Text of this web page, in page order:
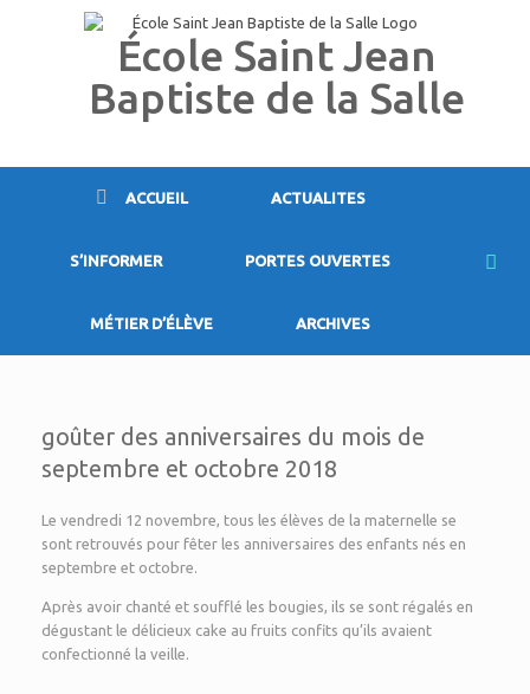
École Saint Jean
Baptiste de la Salle
ACCUEIL ACTUALITES
S’INFORMER PORTES OUVERTES
MÉTIER D’ÉLÈVE ARCHIVES
goûter des anniversaires du mois de
septembre et octobre 2018
Le vendredi 12 novembre, tous les élèves de la maternelle se
sont retrouvés pour fêter les anniversaires des enfants nés en
septembre et octobre.
Après avoir chanté et soufflé les bougies, ils se sont régalés en
dégustant le délicieux cake au fruits confits qu’ils avaient
confectionné la veille.